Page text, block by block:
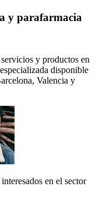
y parafarmacia
y productos en
disponible
Valencia y
en el sector